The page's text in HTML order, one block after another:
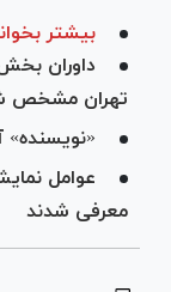
بیشتر
داوران
تهران مشخص
عوامل
معرفی شدند